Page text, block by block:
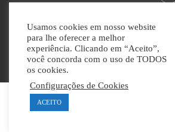
Usamos cookies em nosso website
para lhe oferecer a melhor
experiência. Clicando em “Aceito”,
você concorda com o uso de TODOS
os cookies.
Configurações de Cookies
ACEITO